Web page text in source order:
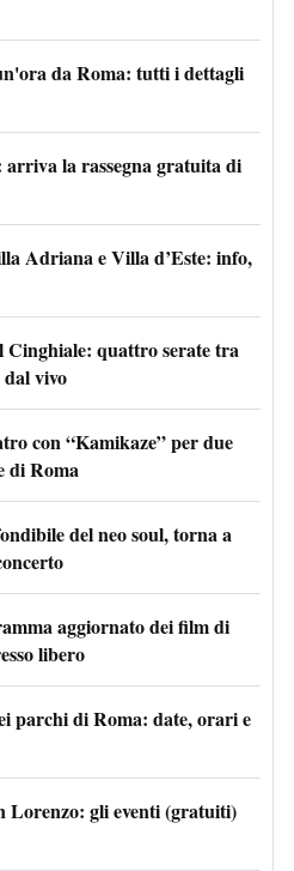
da Roma: tutti i dettagli
la rassegna gratuita di
Adriana e Villa d’Este: info,
Cinghiale: quattro serate tra
vivo
con “Kamikaze” per due
di Roma
del neo soul, torna a
aggiornato dei film di
libero
parchi di Roma: date, orari e
Lorenzo: gli eventi (gratuiti)